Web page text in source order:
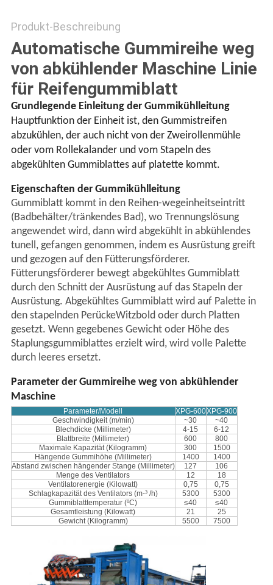
Produkt-Beschreibung
Automatische Gummireihe weg
von abkühlender Maschine Linie
für Reifengummiblatt
Grundlegende Einleitung der Gummikühlleitung
Hauptfunktion der Einheit ist, den Gummistreifen
abzukühlen, der auch nicht von der Zweirollenmühle
oder vom Rollekalander und vom Stapeln des
abgekühlten Gummiblattes auf platette kommt.
Eigenschaften der Gummikühlleitung
Gummiblatt kommt in den Reihen-wegeinheitseintritt
(Badbehälter/tränkendes Bad), wo Trennungslösung
angewendet wird, dann wird abgekühlt in abkühlendes
tunell, gefangen genommen, indem es Ausrüstung greift
und gezogen auf den Fütterungsförderer.
Fütterungsförderer bewegt abgekühltes Gummiblatt
durch den Schnitt der Ausrüstung auf das Stapeln der
Ausrüstung. Abgekühltes Gummiblatt wird auf Palette in
den stapelnden PerückeWitzbold oder durch Platten
gesetzt. Wenn gegebenes Gewicht oder Höhe des
Staplungsgummiblattes erzielt wird, wird volle Palette
durch leeres ersetzt.
Parameter der Gummireihe weg von abkühlender
Maschine
Parameter/Modell XPG-600XPG-900
Geschwindigkeit (m/min)
~30
~40
Blechdicke (Millimeter)
4-15
6-12
Blattbreite (Millimeter)
600
800
Maximale Kapazität (Kilogramm)
300
1500
Hängende Gummihöhe (Millimeter)
1400
1400
Abstand zwischen hängender Stange (Millimeter)
127
106
Menge des Ventilators
12
18
Ventilatorenergie (Kilowatt)
0,75
0,75
Schlagkapazität des Ventilators (m-³ /h)
5300
5300
Gummiblatttemperatur (ºC)
≤40
≤40
Gesamtleistung (Kilowatt)
21
25
Gewicht (Kilogramm)
5500 7500